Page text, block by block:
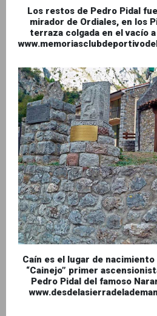
Los restos de Pedro Pidal
mirador de Ordiales, en los
terraza colgada en el vacío
Caín es el lugar de
“Cainejo” primer
Pedro Pidal del famoso